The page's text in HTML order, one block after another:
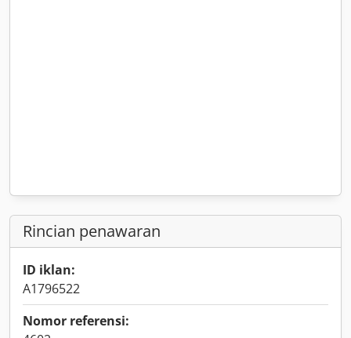
Rincian penawaran
ID iklan:
A1796522
Nomor referensi: